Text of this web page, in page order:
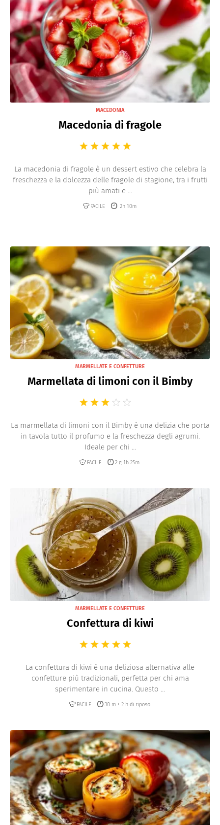
MACEDONIA
Macedonia di fragole
La macedonia di fragole è un dessert estivo che celebra la
freschezza e la dolcezza delle fragole di stagione, tra i frutti
più amati e ...
FACILE 2h 10m
MARMELLATE E CONFETTURE
Marmellata di limoni con il Bimby
La marmellata di limoni con il Bimby è una delizia che porta
in tavola tutto il profumo e la freschezza degli agrumi.
Ideale per chi ...
FACILE 2 g 1h 25m
MARMELLATE E CONFETTURE
Confettura di kiwi
La confettura di kiwi è una deliziosa alternativa alle
confetture più tradizionali, perfetta per chi ama
sperimentare in cucina. Questo ...
FACILE 30 m + 2 h di riposo